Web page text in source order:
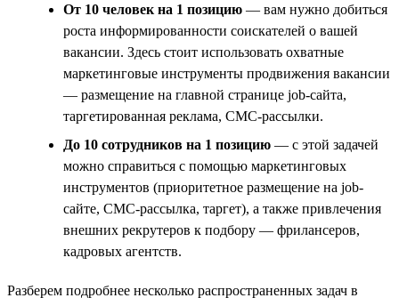
От 10 человек на 1 позицию — вам нужно добиться
роста информированности соискателей о вашей
вакансии. Здесь стоит использовать охватные
маркетинговые инструменты продвижения вакансии
— размещение на главной странице job-сайта,
таргетированная реклама, СМС-рассылки.
До 10 сотрудников на 1 позицию — с этой задачей
можно справиться с помощью маркетинговых
инструментов (приоритетное размещение на job-
сайте, СМС-рассылка, таргет), а также привлечения
внешних рекрутеров к подбору — фрилансеров,
кадровых агентств.
Разберем подробнее несколько распространенных задач в